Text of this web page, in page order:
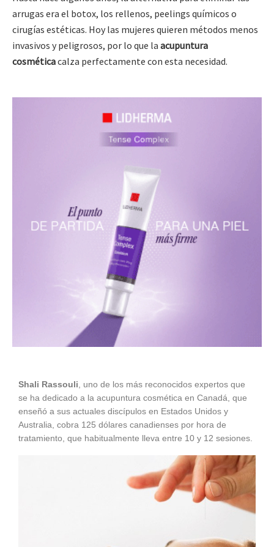
arrugas era el botox, los rellenos, peelings químicos o
cirugías estéticas. Hoy las mujeres quieren métodos menos
invasivos y peligrosos, por lo que la acupuntura
cosméticacalza perfectamente con esta necesidad.
Shali Rassouli , uno de los más reconocidos expertos que
se ha dedicado a la acupuntura cosmética en Canadá, que
enseñó a sus actuales discípulos en Estados Unidos y
Australia, cobra 125 dólares canadienses por hora de
tratamiento, que habitualmente lleva entre 10 y 12 sesiones.